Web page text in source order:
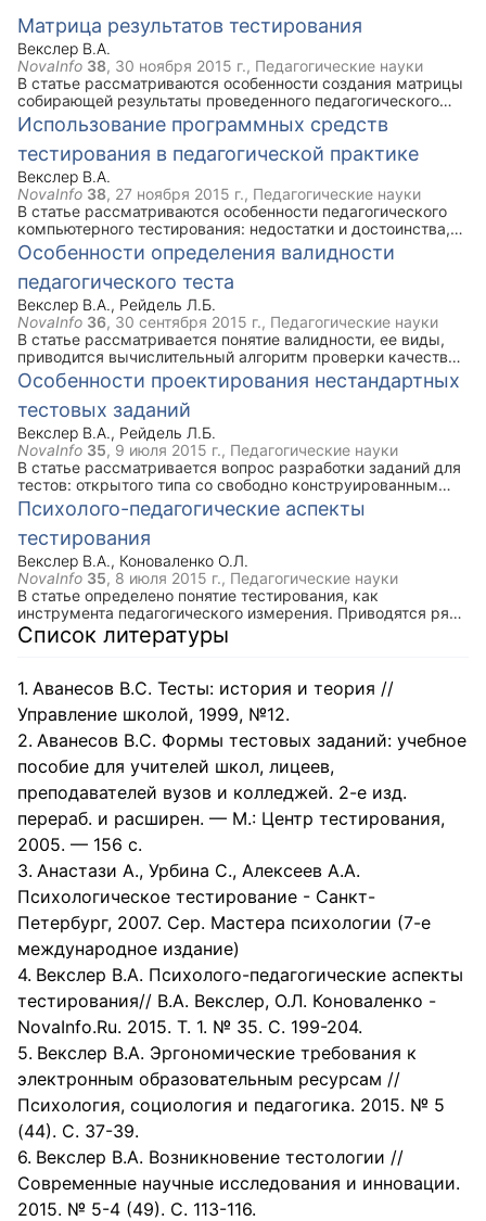
Матрица результатов тестирования
Векслер В.А.
NovaInfo 38, 30 ноября 2015 г., Педагогические науки
В статье рассматриваются особенности создания матрицы
собирающей результаты проведенного педагогического
теста и позволяющей вычислять статистические
характеристики тестирования.
Использование программных средств
тестирования в педагогической практике
Векслер В.А.
NovaInfo 38, 27 ноября 2015 г., Педагогические науки
В статье рассматриваются особенности педагогического
компьютерного тестирования: недостатки и достоинства,
требования к системам проектирования тестов,
дидактические особенности практического применения
данных форм контроля в образовательной деятельности.
Особенности определения валидности
педагогического теста
Векслер В.А., Рейдель Л.Б.
NovaInfo 36, 30 сентября 2015 г., Педагогические науки
В статье рассматривается понятие валидности, ее виды,
приводится вычислительный алгоритм проверки качества
педагогического теста с помощью коэффициента
валидности.
Особенности проектирования нестандартных
тестовых заданий
Векслер В.А., Рейдель Л.Б.
NovaInfo 35, 9 июля 2015 г., Педагогические науки
В статье рассматривается вопрос разработки заданий для
тестов: открытого типа со свободно конструированным
содержимым, на соответствие и установки правильной
последовательности. Определяются требования,
выявляются преимущества и недостатки данных типов
заданий при организации контроля знаний.
Психолого-педагогические аспекты
тестирования
Векслер В.А., Коноваленко О.Л.
NovaInfo 35, 8 июля 2015 г., Педагогические науки
В статье определено понятие тестирования, как
инструмента педагогического измерения. Приводятся ряд
психолого-педагогических аспектов тестирования и
рассматриваются существенные отличия в природе и
тестов.
Список литературы
Аванесов В.С. Тесты: история и теория //
Управление школой, 1999, №12.
Аванесов В.С. Формы тестовых заданий: учебное
пособие для учителей школ, лицеев,
преподавателей вузов и колледжей. 2-е изд.
перераб. и расширен. — М.: Центр тестирования,
2005. — 156 с.
Анастази А., Урбина С., Алексеев А.А.
Психологическое тестирование - Санкт-
Петербург, 2007. Сер. Мастера психологии (7-е
международное издание)
Векслер В.А. Психолого-педагогические аспекты
тестирования// В.А. Векслер, О.Л. Коноваленко -
NovaInfo.Ru. 2015. Т. 1. № 35. С. 199-204.
Векслер В.А. Эргономические требования к
электронным образовательным ресурсам //
Психология, социология и педагогика. 2015. № 5
(44). С. 37-39.
Векслер В.А. Возникновение тестологии //
Современные научные исследования и инновации.
2015. № 5-4 (49). С. 113-116.